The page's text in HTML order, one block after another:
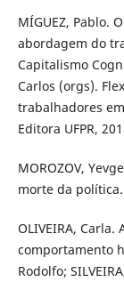
MÍGUEZ, Pablo.
abordagem do
Capitalismo
Carlos (orgs).
trabalhadores
Editora UFPR,
MOROZOV,
morte da
OLIVEIRA,
comportamento
Rodolfo;